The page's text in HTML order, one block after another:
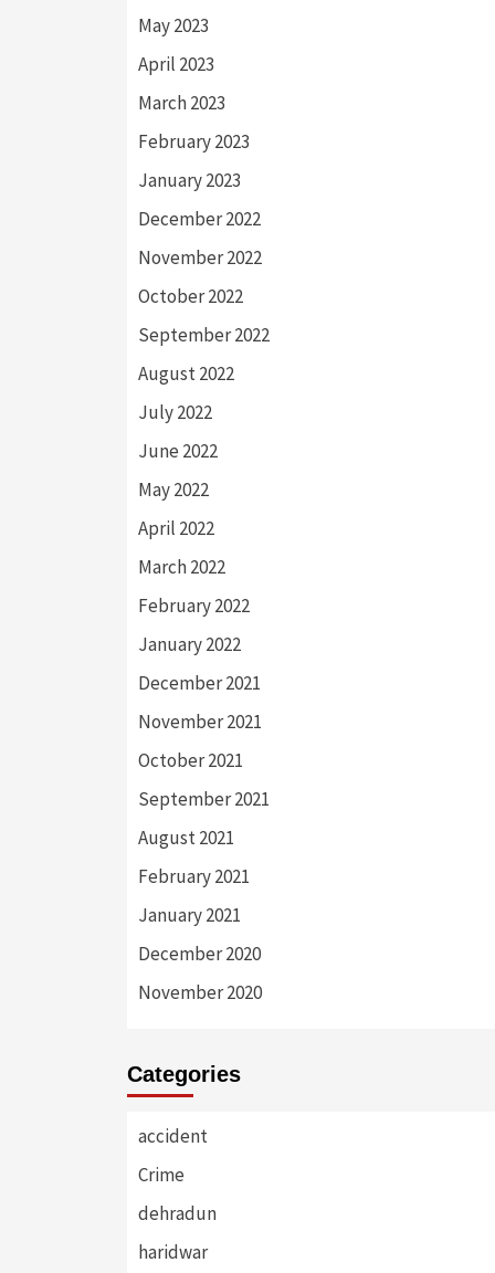
May 2023
April 2023
March 2023
February 2023
January 2023
December 2022
November 2022
October 2022
September 2022
August 2022
July 2022
June 2022
May 2022
April 2022
March 2022
February 2022
January 2022
December 2021
November 2021
October 2021
September 2021
August 2021
February 2021
January 2021
December 2020
November 2020
Categories
accident
Crime
dehradun
haridwar